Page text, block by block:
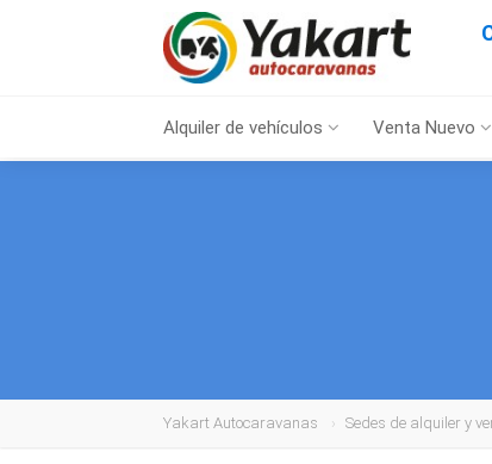
Alquiler de vehículos Venta Nuevo
Yakart Autocaravanas Sedes de alquiler y